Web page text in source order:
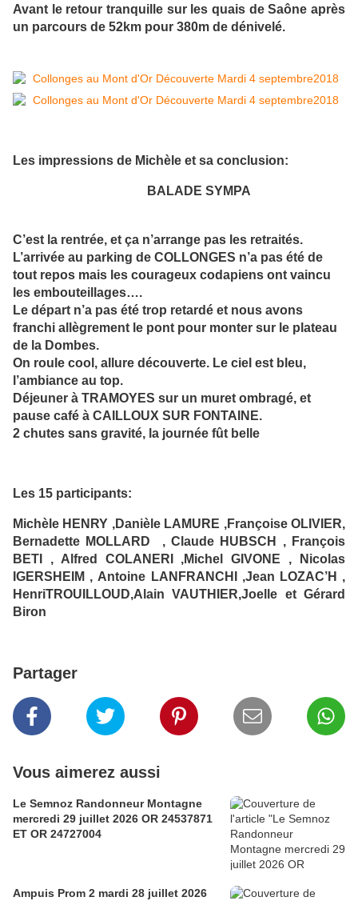
Avant le retour tranquille sur les quais de Saône après
un parcours de 52km pour 380m de dénivelé.
Les impressions de Michèle et sa conclusion:
BALADE SYMPA
C’est la rentrée, et ça n’arrange pas les retraités.
L’arrivée au parking de COLLONGES n’a pas été de
tout repos mais les courageux codapiens ont vaincu
les embouteillages….
Le départ n’a pas été trop retardé et nous avons
franchi allègrement le pont pour monter sur le plateau
de la Dombes.
On roule cool, allure découverte. Le ciel est bleu,
l’ambiance au top.
Déjeuner à TRAMOYES sur un muret ombragé, et
pause café à CAILLOUX SUR FONTAINE.
2 chutes sans gravité, la journée fût belle
Les 15 participants:
Michèle HENRY ,Danièle LAMURE ,Françoise OLIVIER,
Bernadette MOLLARD , Claude HUBSCH , François
BETI , Alfred COLANERI ,Michel GIVONE , Nicolas
IGERSHEIM , Antoine LANFRANCHI ,Jean LOZAC’H ,
HenriTROUILLOUD,Alain VAUTHIER,Joelle et Gérard
Biron
Partager
Vous aimerez aussi
Le Semnoz Randonneur Montagne
mercredi 29 juillet 2026 OR 24537871
ET OR 24727004
Ampuis Prom 2 mardi 28 juillet 2026